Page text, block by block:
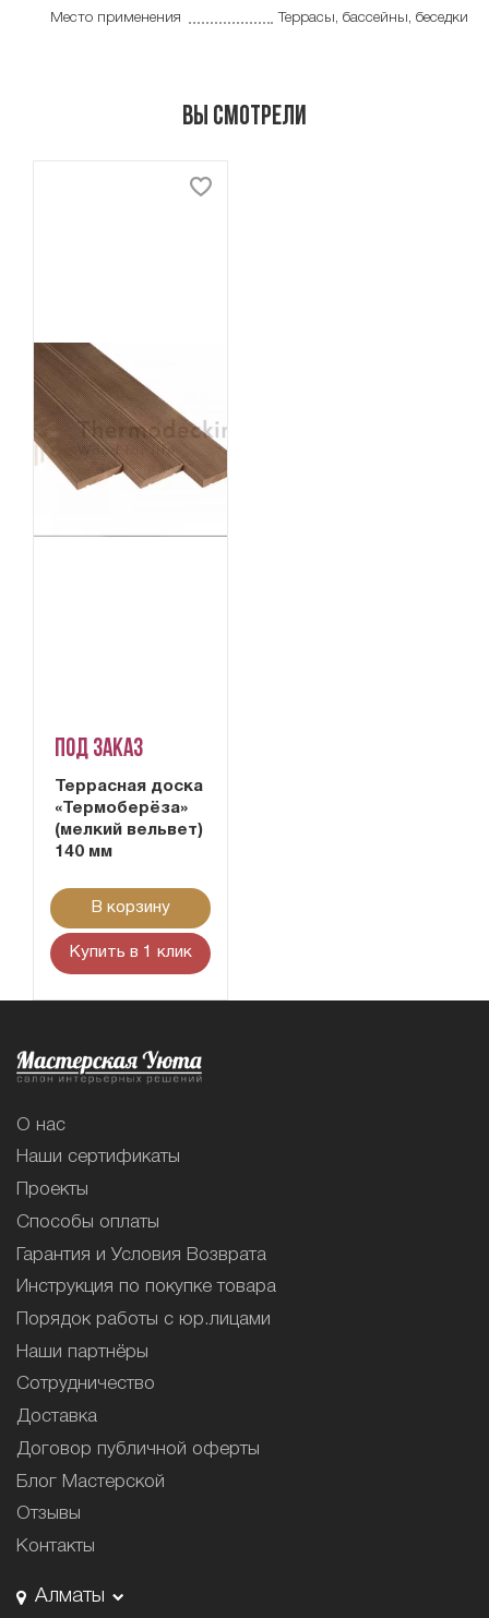
Место применения
Террасы, бассейны, беседки
Вы смотрели
Под заказ
Террасная доска
«Термоберёза»
(мелкий вельвет)
140 мм
В корзину
Купить в 1 клик
О нас
Наши сертификаты
Проекты
Способы оплаты
Гарантия и Условия Возврата
Инструкция по покупке товара
Порядок работы с юр.лицами
Наши партнёры
Сотрудничество
Доставка
Договор публичной оферты
Блог Мастерской
Отзывы
Контакты
Алматы